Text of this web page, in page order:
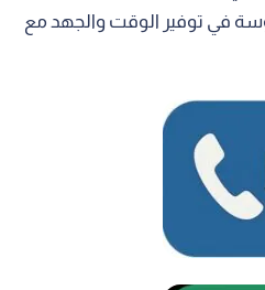
في توفير الوقت والجهد مع